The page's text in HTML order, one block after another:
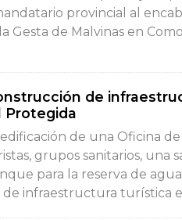
provincial al
Gesta de Malvinas en
de
Protegida
de una Oficina de
grupos sanitarios, una
para la reserva de
de infraestructura turística